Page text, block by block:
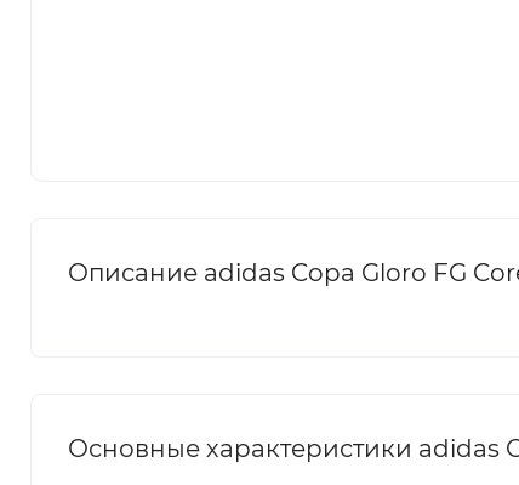
Описание adidas Copa Gloro FG
Основные характеристики adidas